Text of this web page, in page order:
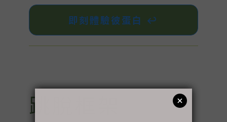
即刻體驗彼蛋白 ↩︎
跳脫框架